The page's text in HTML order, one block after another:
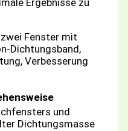
und
Dichtungsmasse